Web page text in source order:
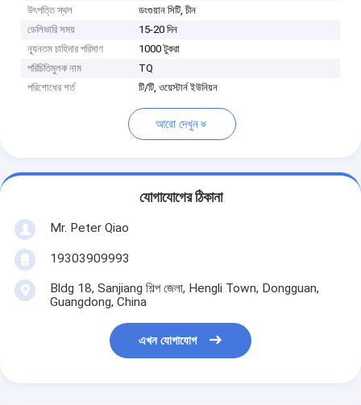
উৎপত্তি স্থল
ডংগুয়ান সিটি, চীন
ডেলিভারি সময়
15-20 দিন
ন্যূনতম চাহিদার পরিমাণ
1000 টুকরা
পরিচিতিমুলক নাম
TQ
পরিশোধের শর্ত
টি/টি, ওয়েস্টার্ন ইউনিয়ন
আরো দেখুন
যোগাযোগের ঠিকানা
Mr. Peter Qiao
19303909993
Bldg 18, Sanjiang শিল্প জেলা, Hengli Town, Dongguan,
Guangdong, China
এখন যোগাযোগ